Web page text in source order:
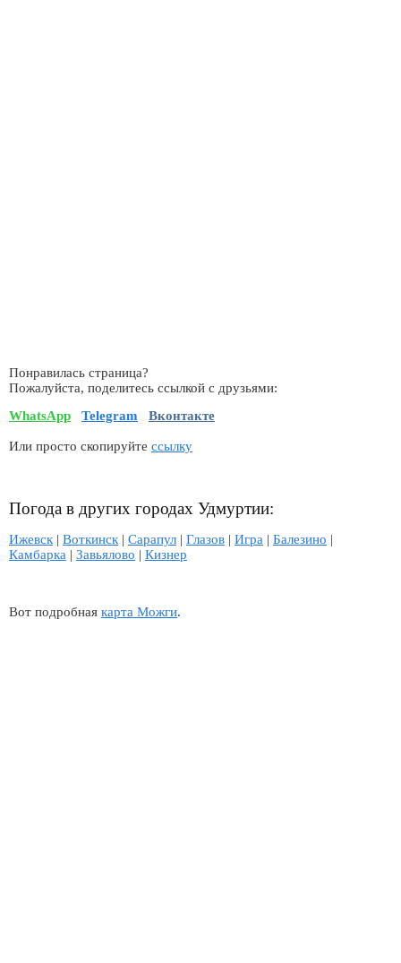
Понравилась страница?
Пожалуйста, поделитесь ссылкой с друзьями:
WhatsApp
Telegram Вконтакте
Или просто скопируйте ссылку
Погода в других городах Удмуртии:
Ижевск| Воткинск| Сарапул | Глазов | Игра | Балезино |
Камбарка | Завьялово | Кизнер
Вот подробная карта Можги.